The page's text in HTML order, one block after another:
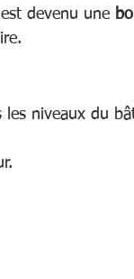
devenu une
les niveaux du